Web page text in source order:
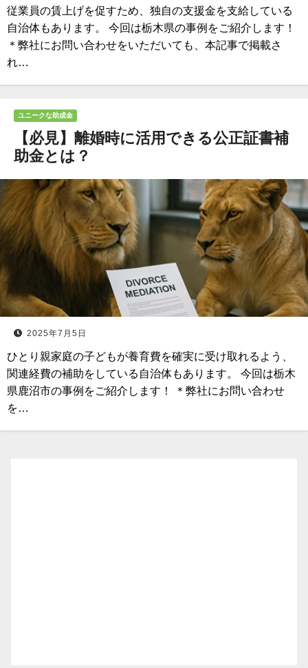
従業員の賃上げを促すため、独自の支援金を支給している
自治体もあります。 今回は栃木県の事例をご紹介します！
＊弊社にお問い合わせをいただいても、本記事で掲載さ
れ…
ユニークな助成金
【必見】離婚時に活用できる公正証書補
助金とは？
2025年7月5日
ひとり親家庭の子どもが養育費を確実に受け取れるよう、
関連経費の補助をしている自治体もあります。 今回は栃木
県鹿沼市の事例をご紹介します！ ＊弊社にお問い合わせ
を…